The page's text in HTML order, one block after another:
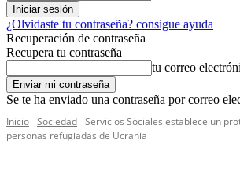
¿Olvidaste tu contraseña? consigue ayuda
Recuperación de contraseña
Recupera tu contraseña
tu correo
Se te ha enviado una contraseña por correo
Inicio Sociedad Servicios Sociales establece un
personas refugiadas de Ucrania